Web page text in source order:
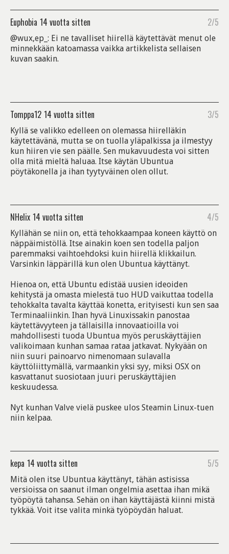
Euphobia 14 vuotta sitten 2/5
@wux,ep_: Ei ne tavalliset hiirellä käytettävät menut ole
minnekkään katoamassa vaikka artikkelista sellaisen
kuvan saakin.
Tomppa12 14 vuotta sitten 3/5
Kyllä se valikko edelleen on olemassa hiirelläkin
käytettävänä, mutta se on tuolla yläpalkissa ja ilmestyy
kun hiiren vie sen päälle. Sen mukavuudesta voi sitten
olla mitä mieltä haluaa. Itse käytän Ubuntua
pöytäkonella ja ihan tyytyväinen olen ollut.
NHelix 14 vuotta sitten 4/5
Kyllähän se niin on, että tehokkaampaa koneen käyttö on
näppäimistöllä. Itse ainakin koen sen todella paljon
paremmaksi vaihtoehdoksi kuin hiirellä klikkailun.
Varsinkin läppärillä kun olen Ubuntua käyttänyt.
Hienoa on, että Ubuntu edistää uusien ideoiden
kehitystä ja omasta mielestä tuo HUD vaikuttaa todella
tehokkalta tavalta käyttää konetta, erityisesti kun sen saa
Terminaaliinkin. Ihan hyvä Linuxissakin panostaa
käytettävyyteen ja tällaisilla innovaatioilla voi
mahdollisesti tuoda Ubuntua myös peruskäyttäjien
valikoimaan kunhan samaa rataa jatkavat. Nykyään on
niin suuri painoarvo nimenomaan sulavalla
käyttöliittymällä, varmaankin yksi syy, miksi OSX on
kasvattanut suosiotaan juuri peruskäyttäjien
keskuudessa.
Nyt kunhan Valve vielä puskee ulos Steamin Linux-tuen
niin kelpaa.
kepa 14 vuotta sitten 5/5
Mitä olen itse Ubuntua käyttänyt, tähän astisissa
versioissa on saanut ilman ongelmia asettaa ihan mikä
työpöytä tahansa. Sehän on ihan käyttäjästä kiinni mistä
tykkää. Voit itse valita minkä työpöydän haluat.